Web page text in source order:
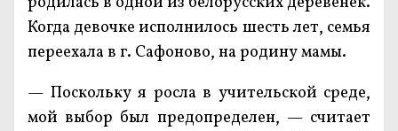
Когда девочке исполнилось шесть лет, семья
переехала в г. Сафоново, на родину мамы.
— Поскольку я росла в учительской среде,
мой выбор был предопределен, — считает